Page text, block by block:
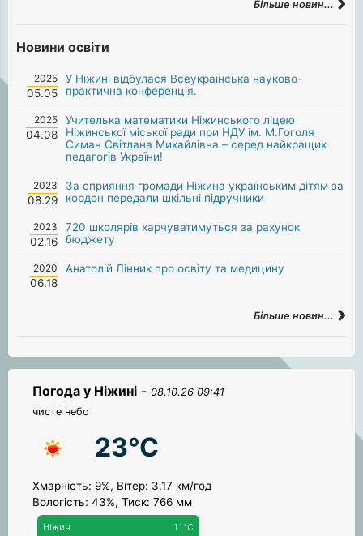
Більше новин...
Новини освіти
2025
05.05
У Ніжині відбулася Всеукраїнська науково-
практична конференція.
2025
04.08
Учителька математики Ніжинського ліцею
Ніжинської міської ради при НДУ ім. М.Гоголя
Симан Світлана Михайлівна – серед найкращих
педагогів України!
2023
08.29
За сприяння громади Ніжина українським дітям за
кордон передали шкільні підручники
2023
02.16
720 школярів харчуватимуться за рахунок
бюджету
2020
06.18
Анатолій Лінник про освіту та медицину
Більше новин...
Погода у Ніжині - 08.10.26 09:41
чисте небо
23°C
Хмарність: 9%, Вітер: 3.17 км/год
Вологість: 43%, Тиск: 766 мм